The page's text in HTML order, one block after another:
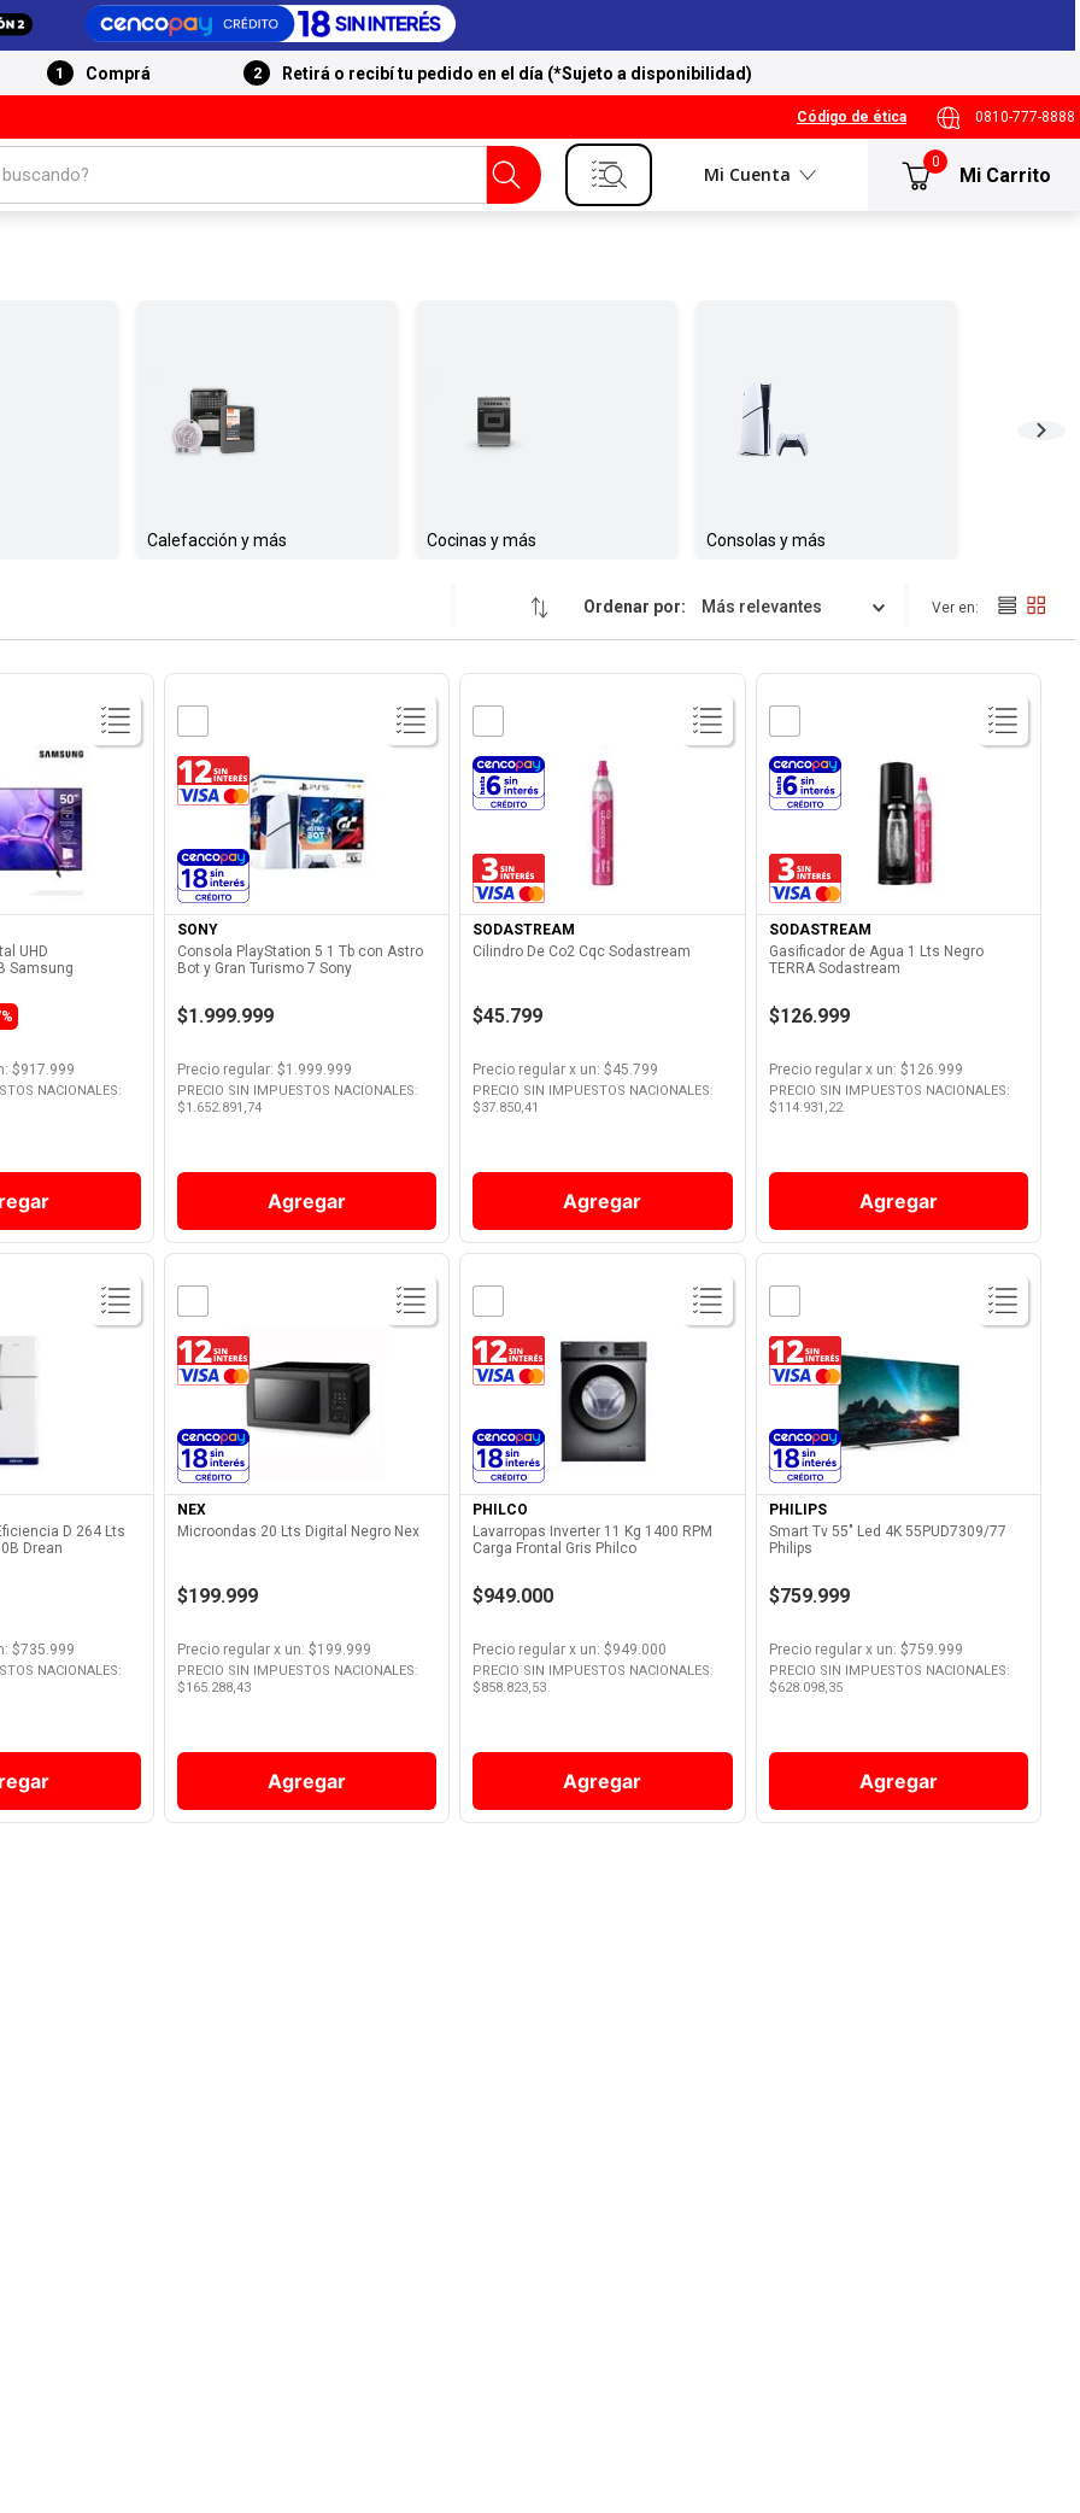
Comprá Retirá o recibí tu pedido en el día (*Sujeto a disponibilidad)
Código de ética 0810-777-8888
Mi Cuenta
0
Calefacción y más Cocinas y más Consolas y más
Ordenar por Más relevantes
UHD
Samsung
: $917.999
NACIONALES:
Ver Producto
SONY
Consola PlayStation 5 1 Tb con Astro
Bot y Gran Turismo 7 Sony
$1.999.999
Precio regular: $1.999.999
PRECIO SIN IMPUESTOS NACIONALES:
$1.652.891,74
Agregar
Ver Producto
SODASTREAM
Cilindro De Co2 Cqc Sodastream
$45.799
Precio regular x un: $45.799
PRECIO SIN IMPUESTOS NACIONALES:
$37.850,41
Agregar
Ver Producto
SODASTREAM
Gasificador de Agua 1 Lts Negro
TERRA Sodastream
$126.999
Precio regularx un: $126.999
PRECIO SIN IMPUESTOS NACIONALES:
$114.931,22
Agregar
D 264 Lts
Drean
: $735.999
NACIONALES:
Ver Producto
NEX
Microondas 20 Lts Digital Negro Nex
$199.999
Precio regularx un: $199.999
PRECIO SIN IMPUESTOS NACIONALES:
$165.288,43
Agregar
Ver Producto
PHILCO
Lavarropas Inverter 11 Kg 1400 RPM
Carga Frontal Gris Philco
$949.000
Precio regular x un: $949.000
PRECIO SIN IMPUESTOS NACIONALES:
$858.823,53
Agregar
Ver Producto
PHILIPS
Smart Tv 55" Led 4K 55PUD7309/77
Philips
$759.999
Precio regularx un: $759.999
PRECIO SIN IMPUESTOS NACIONALES:
$628.098,35
Agregar